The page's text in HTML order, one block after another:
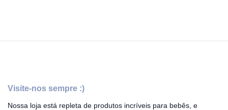
Visite-nos sempre :)
Nossa loja está repleta de produtos incríveis para bebês, e